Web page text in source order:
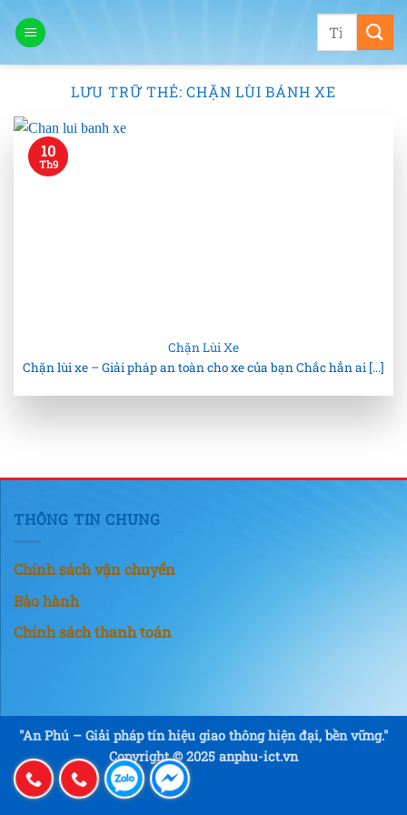
qua
Tìm
LƯU TRỮ THẺ:CHẶN LÙI BÁNH XE
Chặn Lùi Xe
Chặn lùi xe – Giải pháp an toàn cho xe của bạn Chắc hẳn ai [...]
10
Th9
THÔNG TIN CHUNG
Chính sách vận chuyển
Bảo hành
Chính sách thanh toán
"An Phú – Giải pháp tín hiệu giao thông hiện đại, bền vững."
Copyright © 2025 anphu-ict.vn